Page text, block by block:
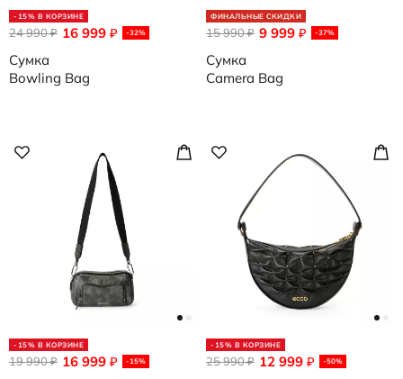
-15% В КОРЗИНЕ
16 999 ₽ -32%
24 990₽
Сумка
Bowling Bag
ФИНАЛЬНЫЕ СКИДКИ
9 999 ₽ -37%
15 990₽
Сумка
Camera Bag
-15% В КОРЗИНЕ
16 999 ₽ -15%
19 990₽
-15% В КОРЗИНЕ
12 999 ₽ -50%
25 990₽